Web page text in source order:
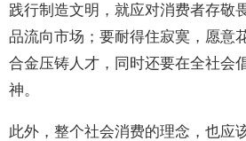
践行制造文明，就应对消费者存敬
品流向市场；要耐得住寂寞，愿意
合金压铸人才，同时还要在全社会
神。
此外，整个社会消费的理念，也应